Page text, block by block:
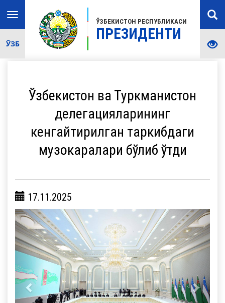
ЎЗБЕКИСТОН РЕСПУБЛИКАСИ
ПРЕЗИДЕНТИ
Toggle
navigation
ЎЗБ
Ўзбекистон ва Туркманистон
делегацияларининг
кенгайтирилган таркибдаги
музокаралари бўлиб ўтди
17.11.2025